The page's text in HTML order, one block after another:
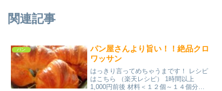
関連記事
パン
パン屋さんより旨い！！絶品クロ
ワッサン
はっきり言ってめちゃうまです！ レシピ
はこちら （楽天レシピ） 1時間以上
1,000円前後 材料＜１２個～１４個分＞